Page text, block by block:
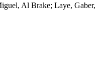
Al Brake; Laye, Gaber,